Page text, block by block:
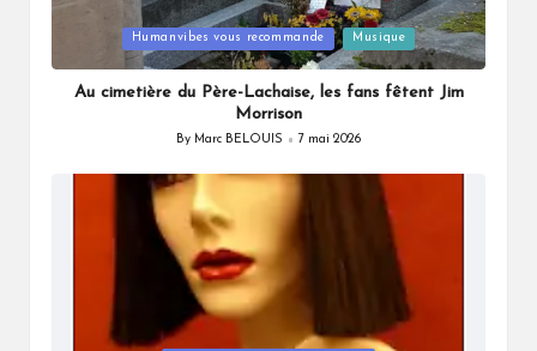
Humanvibes vous recommande Musique
Au cimetière du Père-Lachaise, les fans fêtent Jim
Morrison
Posted
By Marc BELOUIS 7 mai 2026